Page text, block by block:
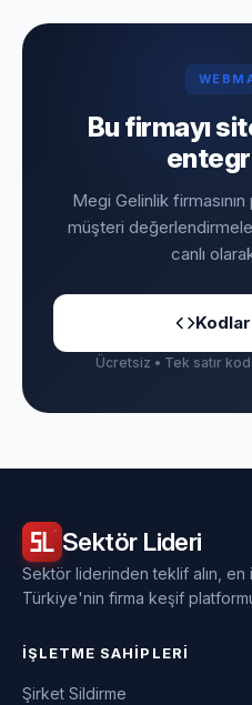
Bu firmayı
Megi Gelinlik
müşteri
canlı
Ücretsiz • Tek satır
Sektör Lideri
Sektör liderinden teklif alın, en
Türkiye'nin firma keşif
İŞLETME SAHIPLERI
Şirket Sildirme